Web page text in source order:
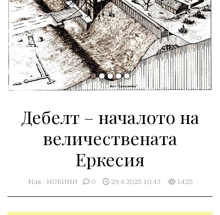
Дебелт – началото на
величествената
Еркесия
Мая НОВИНИ 0 29.4.2025 10:43 1425